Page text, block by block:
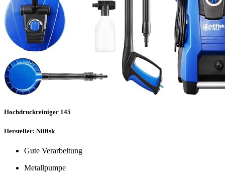
Hochdruckreiniger 145
Hersteller: Nilfisk
Gute Verarbeitung
Metallpumpe